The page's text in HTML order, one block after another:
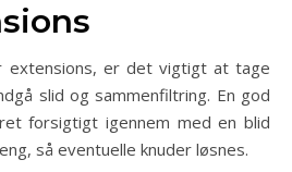
extensions, er det vigtigt at tage
slid og sammenfiltring. En god
forsigtigt igennem med en blid
så eventuelle knuder løsnes.